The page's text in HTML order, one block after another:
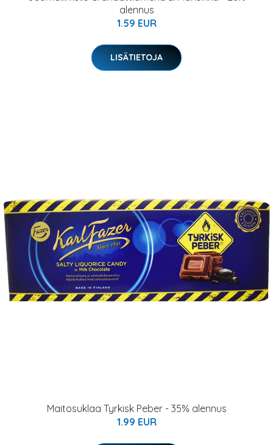
alennus
1.59 EUR
LISÄTIETOJA
Maitosuklaa Tyrkisk Peber - 35% alennus
1.99 EUR